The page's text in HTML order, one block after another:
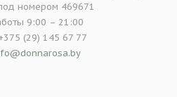
номером 469671
9:00 – 21:00
(29) 145 67 77